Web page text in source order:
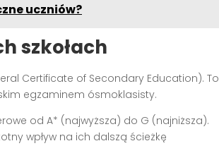
uczniów?
szkołach
Certificate of Secondary Education). To
egzaminem ósmoklasisty.
od A* (najwyższa) do G (najniższa).
wpływ na ich dalszą ścieżkę